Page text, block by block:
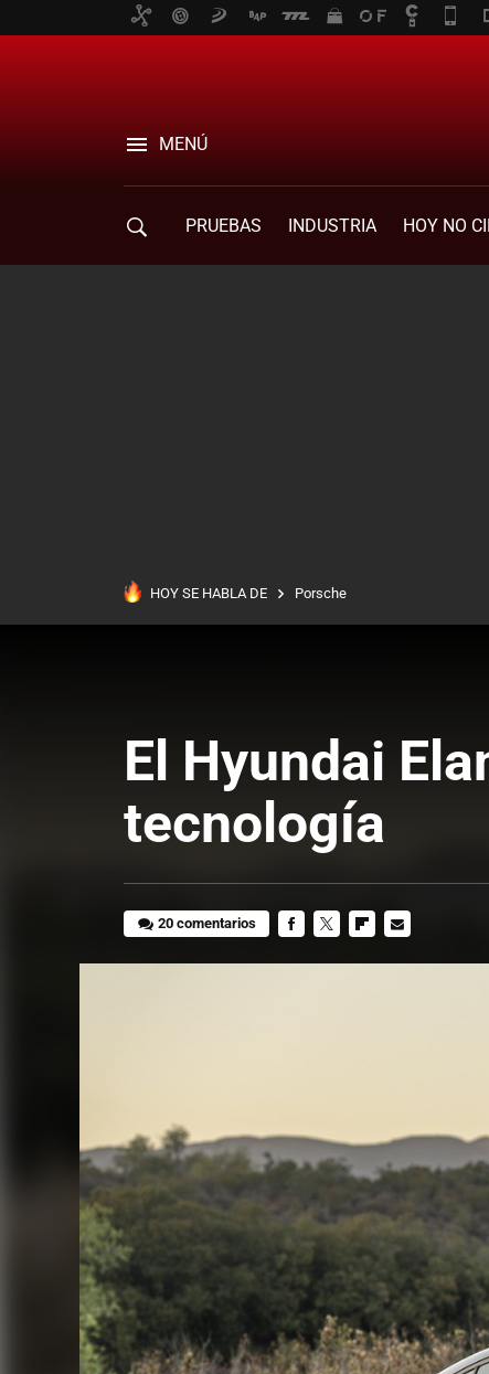
MENÚ
PRUEBAS INDUSTRIA HOY NO
HOY SE HABLA DE Porsche
El Hyundai
tecnología
20 comentarios